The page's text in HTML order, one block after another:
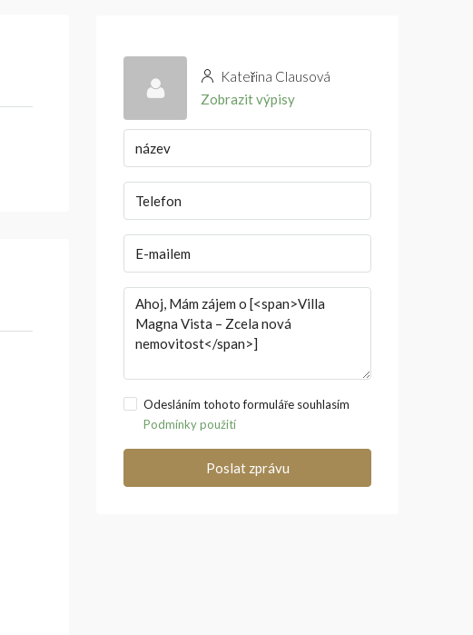
Kateřina Clausová
Zobrazit výpisy
Odesláním tohoto formuláře souhlasím
Podmínky použití
Poslat zprávu